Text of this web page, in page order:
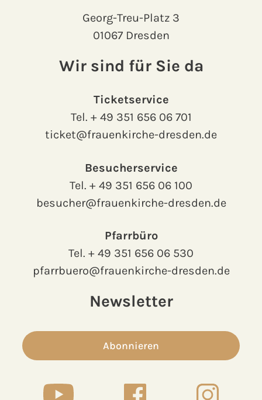
Georg-Treu-Platz 3
01067 Dresden
Wir sind für Sie da
Ticketservice
Tel. + 49 351 656 06 701
ticket@frauenkirche-dresden.de
Besucherservice
Tel. + 49 351 656 06 100
besucher@frauenkirche-dresden.de
Pfarrbüro
Tel. + 49 351 656 06 530
pfarrbuero@frauenkirche-dresden.de
Newsletter
Abonnieren